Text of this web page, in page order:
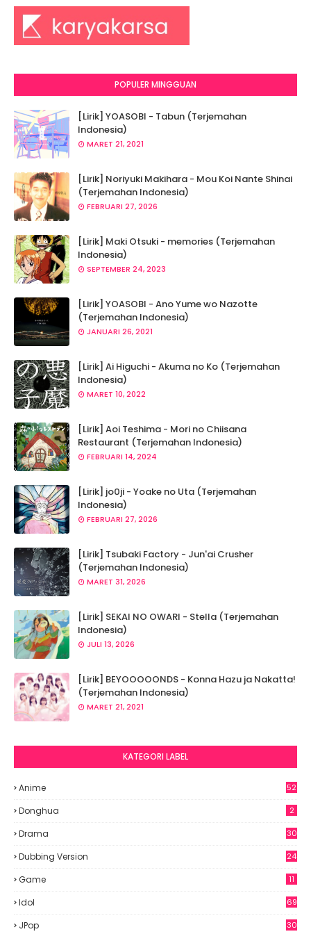
POPULER MINGGUAN
[Lirik] YOASOBI - Tabun (Terjemahan
Indonesia)
MARET 21, 2021
[Lirik] Noriyuki Makihara - Mou Koi Nante Shinai
(Terjemahan Indonesia)
FEBRUARI 27, 2026
[Lirik] Maki Otsuki - memories (Terjemahan
Indonesia)
SEPTEMBER 24, 2023
[Lirik] YOASOBI - Ano Yume wo Nazotte
(Terjemahan Indonesia)
JANUARI 26, 2021
[Lirik] Ai Higuchi - Akuma no Ko (Terjemahan
Indonesia)
MARET 10, 2022
[Lirik] Aoi Teshima - Mori no Chiisana
Restaurant (Terjemahan Indonesia)
FEBRUARI 14, 2024
[Lirik] jo0ji - Yoake no Uta (Terjemahan
Indonesia)
FEBRUARI 27, 2026
[Lirik] Tsubaki Factory - Jun'ai Crusher
(Terjemahan Indonesia)
MARET 31, 2026
[Lirik] SEKAI NO OWARI - Stella (Terjemahan
Indonesia)
JULI 13, 2026
[Lirik] BEYOOOOONDS - Konna Hazu ja Nakatta!
(Terjemahan Indonesia)
MARET 21, 2021
KATEGORI LABEL
Anime
52
Donghua 2
Drama 30
Dubbing Version 24
Game 11
Idol
69
JPop
30